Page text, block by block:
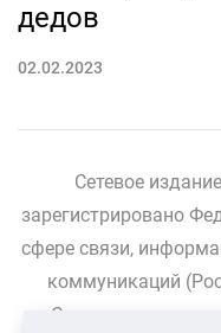
дедов
02.02.2023
Сетевое
зарегистрировано
сфере связи,
коммуникаций
Свидетельство о